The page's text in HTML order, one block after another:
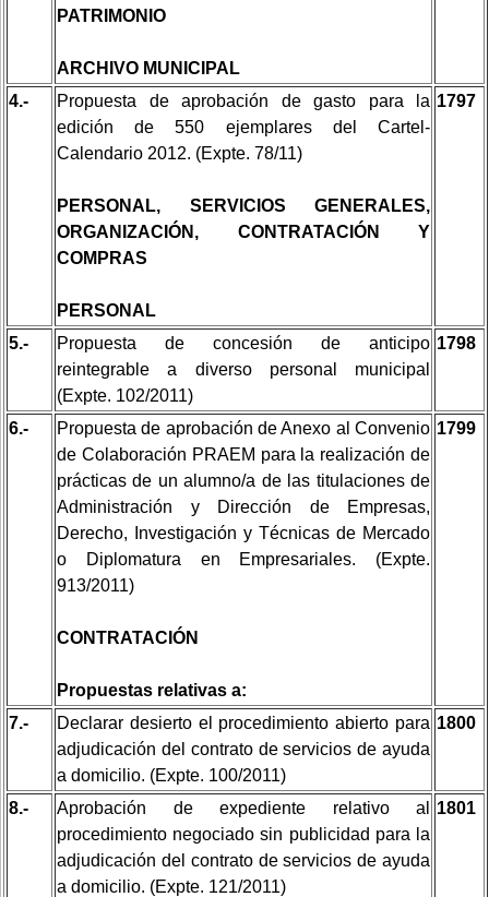
PATRIMONIO
ARCHIVO MUNICIPAL
4.-
Propuesta de aprobación de gasto para la
edición de 550 ejemplares del Cartel-
Calendario 2012. (Expte. 78/11)
PERSONAL, SERVICIOS GENERALES,
ORGANIZACIÓN, CONTRATACIÓN Y
COMPRAS
PERSONAL
1797
5.-
Propuesta de concesión de anticipo
reintegrable a diverso personal municipal
(Expte. 102/2011)
1798
6.-
Propuesta de aprobación de Anexo al Convenio
de Colaboración PRAEM para la realización de
prácticas de un alumno/a de las titulaciones de
Administración y Dirección de Empresas,
Derecho, Investigación y Técnicas de Mercado
o Diplomatura en Empresariales. (Expte.
913/2011)
CONTRATACIÓN
Propuestas relativas a:
1799
7.-
Declarar desierto el procedimiento abierto para
adjudicación del contrato de servicios de ayuda
a domicilio. (Expte. 100/2011)
1800
8.-
Aprobación de expediente relativo al
procedimiento negociado sin publicidad para la
adjudicación del contrato de servicios de ayuda
a domicilio. (Expte. 121/2011)
1801